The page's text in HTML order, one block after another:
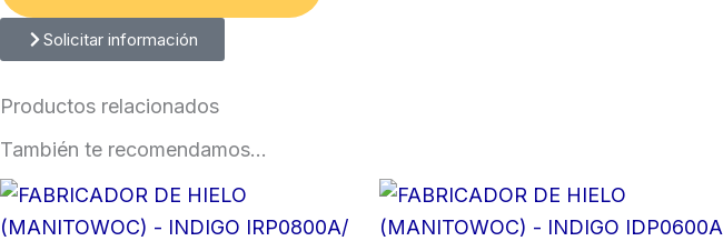
Solicitar información
Productos relacionados
También te recomendamos…